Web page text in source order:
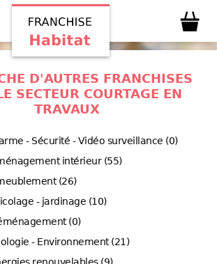
D'AUTRES FRANCHISES
SECTEUR COURTAGE EN
TRAVAUX
- Sécurité - Vidéo surveillance (0)
intérieur (55)
(26)
- jardinage (10)
(0)
- Environnement (21)